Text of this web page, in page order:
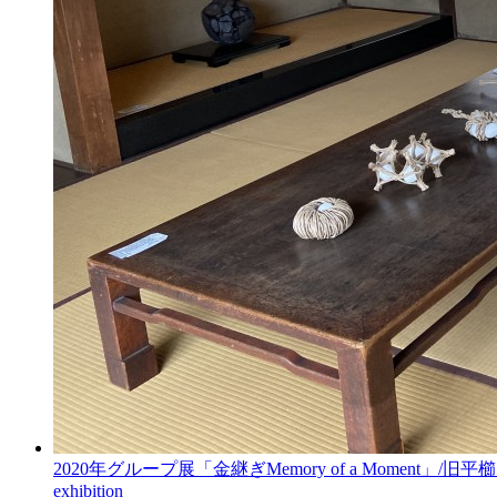
2020年グループ展「金継ぎMemory of a Moment」/旧平
exhibition